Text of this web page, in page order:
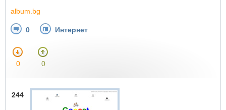
album.bg
0 Интернет
0 0
244